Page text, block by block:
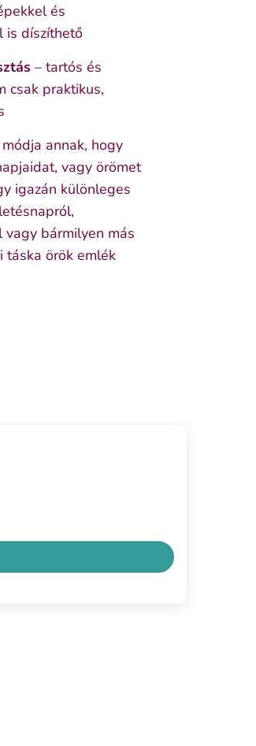
és
is díszíthető
– tartós és
csak praktikus,
annak, hogy
vagy örömet
igazán különleges
bármilyen más
táska örök emlék